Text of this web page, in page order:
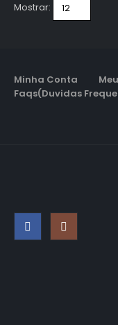
Mostrar:
Minha Conta
Faqs(Duvidas